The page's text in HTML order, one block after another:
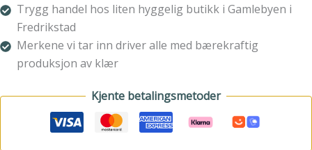
Trygg handel hos liten hyggelig butikk i Gamlebyen i
Fredrikstad
Merkene vi tar inn driver alle med bærekraftig
produksjon av klær
Kjente betalingsmetoder